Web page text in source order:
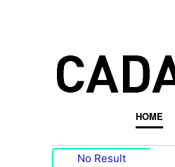
HOME
No Result